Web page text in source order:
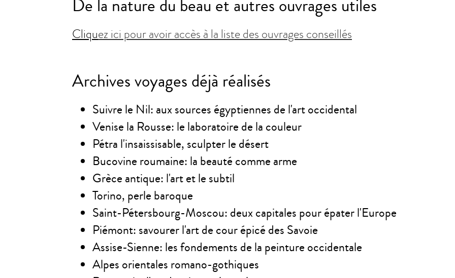
De la nature du beau et autres ouvrages utiles
Cliquez ici pour avoir accès à la liste des ouvrages conseillés
Archives voyages déjà réalisés
Suivre le Nil: aux sources égyptiennes de l'art occidental
Venise la Rousse: le laboratoire de la couleur
Pétra l'insaissisable, sculpter le désert
Bucovine roumaine: la beauté comme arme
Grèce antique: l'art et le subtil
Torino, perle baroque
Saint-Pétersbourg-Moscou: deux capitales pour épater l'Europe
Piémont: savourer l'art de cour épicé des Savoie
Assise-Sienne: les fondements de la peinture occidentale
Alpes orientales romano-gothiques